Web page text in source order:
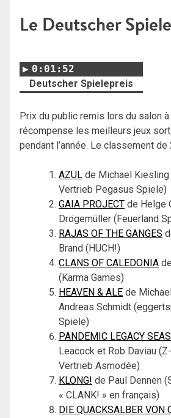
Le Deutscher
0:01:52
Deutscher Spielepreis
Prix du public remis lors du salon
récompense les meilleurs jeux
pendant l’année. Le classement de
AZUL de Michael
Vertrieb Pegasus Spiele)
GAIA PROJECT de Helge
Drögemüller (Feuerland
RAJAS OF THE GANGES
Brand (HUCH!)
CLANS OF CALEDONIA
(Karma Games)
HEAVEN & ALE de
Andreas Schmidt
Spiele)
PANDEMIC LEGACY
Leacock et Rob Daviau
Vertrieb Asmodée)
KLONG! de Paul Dennen
« CLANK! » en français)
DIE QUACKSALBER VON